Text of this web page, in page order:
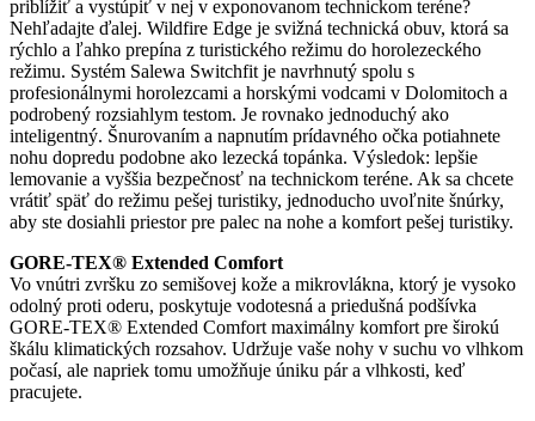
priblížiť a vystúpiť v nej v exponovanom technickom teréne?
Nehľadajte ďalej. Wildfire Edge je svižná technická obuv, ktorá sa
rýchlo a ľahko prepína z turistického režimu do horolezeckého
režimu. Systém Salewa Switchfit je navrhnutý spolu s
profesionálnymi horolezcami a horskými vodcami v Dolomitoch a
podrobený rozsiahlym testom. Je rovnako jednoduchý ako
inteligentný. Šnurovaním a napnutím prídavného očka potiahnete
nohu dopredu podobne ako lezecká topánka. Výsledok: lepšie
lemovanie a vyššia bezpečnosť na technickom teréne. Ak sa chcete
vrátiť späť do režimu pešej turistiky, jednoducho uvoľnite šnúrky,
aby ste dosiahli priestor pre palec na nohe a komfort pešej turistiky.
GORE-TEX® Extended Comfort
Vo vnútri zvršku zo semišovej kože a mikrovlákna, ktorý je vysoko
odolný proti oderu, poskytuje vodotesná a priedušná podšívka
GORE-TEX® Extended Comfort maximálny komfort pre širokú
škálu klimatických rozsahov. Udržuje vaše nohy v suchu vo vlhkom
počasí, ale napriek tomu umožňuje úniku pár a vlhkosti, keď
pracujete.